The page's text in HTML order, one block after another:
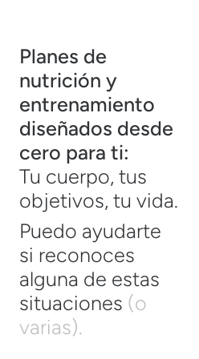
Planes de
nutrición y
entrenamiento
diseñados desde
cero para ti:
Tu cuerpo, tus
objetivos, tu vida.
Puedo ayudarte
si reconoces
alguna de estas
situaciones (o
varias).